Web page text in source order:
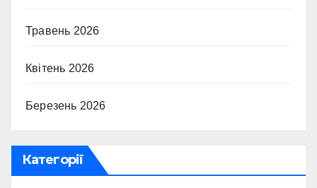
Травень 2026
Квітень 2026
Березень 2026
Категорії